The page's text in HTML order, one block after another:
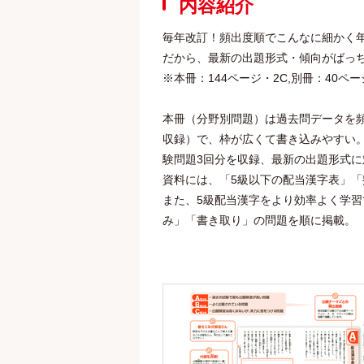
内容紹介
毎年改訂！頻出度順でこんなに細かく
だから、最新の出題形式・傾向がばっ
※本冊：144ページ・2C,別冊：40ペー
本冊（分野別問題）は過去問データを
収録）で、枠が広くて書き込みやすい
験問題3回分を収録、最新の出題形式
資料には、「5級以下の配当漢字表」
また、5級配当漢字をより効率よく学
み」「書き取り」の問題を順に掲載。